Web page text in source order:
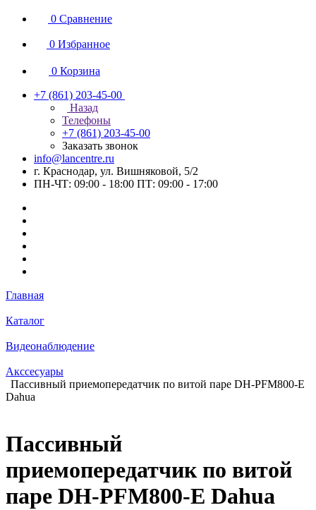
0 Сравнение
0 Избранное
0 Корзина
+7 (861) 203-45-00
Назад
Телефоны
+7 (861) 203-45-00
Заказать звонок
info@lancentre.ru
г. Краснодар, ул. Вишняковой, 5/2
ПН-ЧТ: 09:00 - 18:00 ПТ: 09:00 - 17:00
Главная
Каталог
Видеонаблюдение
Акссесуары
Пассивный приемопередатчик по витой паре DH-PFM800-E
Dahua
Пассивный
приемопередатчик по витой
паре DH-PFM800-E Dahua